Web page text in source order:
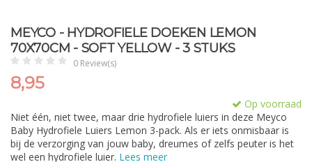
MEYCO - HYDROFIELE DOEKEN LEMON
70X70CM - SOFT YELLOW - 3 STUKS
0 Review(s)
8,95
Op voorraad
Niet één, niet twee, maar drie hydrofiele luiers in deze Meyco
Baby Hydrofiele Luiers Lemon 3-pack. Als er iets onmisbaar is
bij de verzorging van jouw baby, dreumes of zelfs peuter is het
wel een hydrofiele luier. Lees meer